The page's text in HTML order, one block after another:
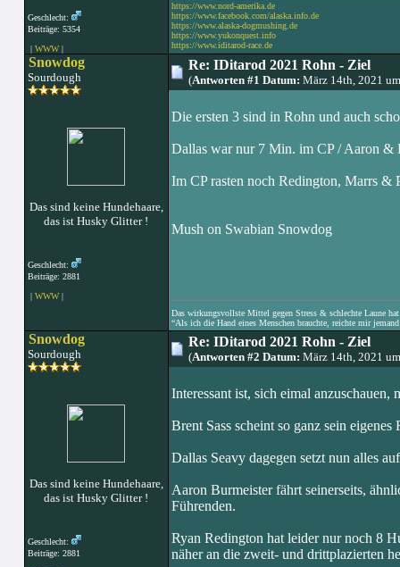
Geschlecht:
Beiträge: 5354
| WWW|
https://www.nord-amerika.de
https://www.facebook.com/alaska.info.de
https://www.alaska-dogmushing.de
https://www.yukonquest.info
https://www.iditarod-race.de
Snowdog
Sourdough
Das sind keine Hundehaare,
das ist Husky Glitter !
Geschlecht:
Beiträge: 2881
| WWW|
Re: IDitarod 2021 Rohn - Ziel
(Antworten #1 Datum: März 14th, 2021
Die ersten 3 sind in Rohn und auch
Dallas war nur 7 Min. im CP / Aaron &
Im CP rasten noch Redington, Marrs &
Mush on Swabian Snowdog
Das wirkungsvollste Mittel gegen Stress & schlechte Laune
“Als ich die Hand eines Menschen brauchte, reichte mir jemand
Snowdog
Sourdough
Das sind keine Hundehaare,
das ist Husky Glitter !
Geschlecht:
Beiträge: 2881
Re: IDitarod 2021 Rohn - Ziel
(Antworten #2 Datum: März 14th, 2021
Interessant ist, sich eimal
Brent Sass scheint so ganz sein
Dallas Seavy dagegen setzt nun alles
Aaron Burmeister fährt seinerseits,
Führenden.
Ryan Redington hat leider nur noch 8
näher an die zweit- und drittplazierten